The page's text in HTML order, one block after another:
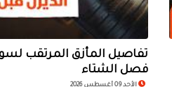
تفاصيل المأزق المرتقب
فصل الشتاء
الأحد 09 أغسطس 2026